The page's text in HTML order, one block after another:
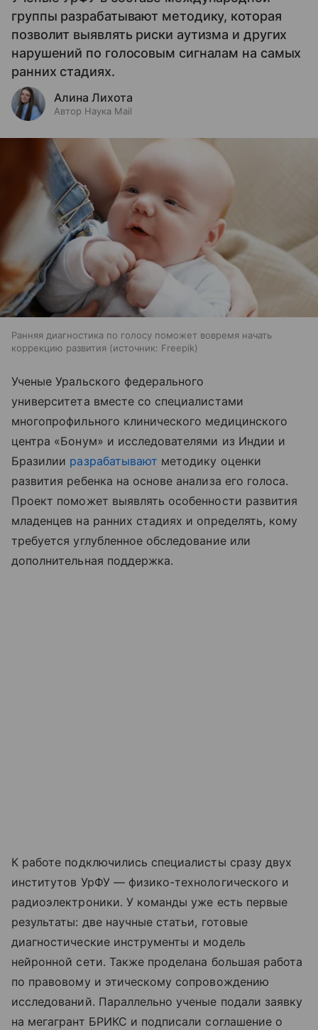
группы разрабатывают методику, которая
позволит выявлять риски аутизма и других
нарушений по голосовым сигналам на самых
ранних стадиях.
Алина Лихота
Автор Наука Mail
Ранняя диагностика по голосу поможет вовремя начать
коррекцию развития
источник: Freepik
Ученые Уральского федерального
университета вместе со специалистами
многопрофильного клинического медицинского
центра «Бонум» и исследователями из Индии и
Бразилии разрабатывают методику оценки
развития ребенка на основе анализа его голоса.
Проект поможет выявлять особенности развития
младенцев на ранних стадиях и определять, кому
требуется углубленное обследование или
дополнительная поддержка.
К работе подключились специалисты сразу двух
институтов УрФУ — физико-технологического и
радиоэлектроники. У команды уже есть первые
результаты: две научные статьи, готовые
диагностические инструменты и модель
нейронной сети. Также проделана большая работа
по правовому и этическому сопровождению
исследований. Параллельно ученые подали заявку
на мегагрант БРИКС и подписали соглашение о